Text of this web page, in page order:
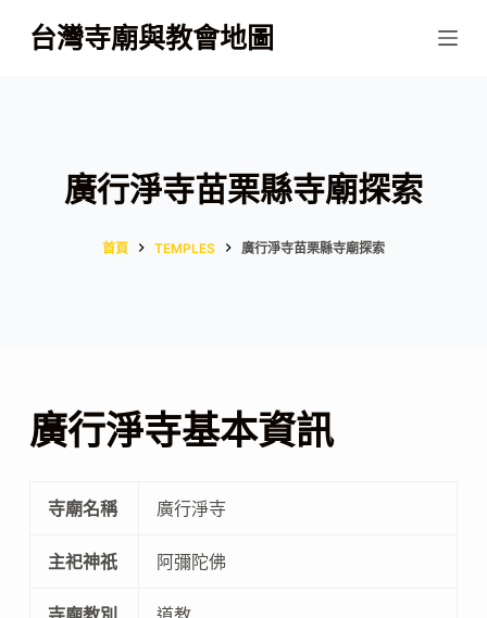
跳
至
台灣寺廟與教會地圖
廣行淨寺苗栗縣寺廟探索
首頁 TEMPLES 廣行淨寺苗栗縣寺廟探索
廣行淨寺基本資訊
寺廟名稱 廣行淨寺
主祀神祇 阿彌陀佛